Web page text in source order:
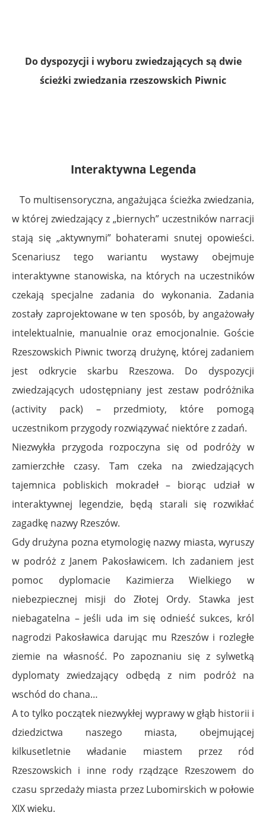
Do dyspozycji i wyboru zwiedzających są dwie
ścieżki zwiedzania rzeszowskich Piwnic
Interaktywna Legenda
To multisensoryczna, angażująca ścieżka zwiedzania,
w której zwiedzający z „biernych” uczestników narracji
stają się „aktywnymi” bohaterami snutej opowieści.
Scenariusz tego wariantu wystawy obejmuje
interaktywne stanowiska, na których na uczestników
czekają specjalne zadania do wykonania. Zadania
zostały zaprojektowane w ten sposób, by angażowały
intelektualnie, manualnie oraz emocjonalnie. Goście
Rzeszowskich Piwnic tworzą drużynę, której zadaniem
jest odkrycie skarbu Rzeszowa. Do dyspozycji
zwiedzających udostępniany jest zestaw podróżnika
(activity pack) – przedmioty, które pomogą
uczestnikom przygody rozwiązywać niektóre z zadań.
Niezwykła przygoda rozpoczyna się od podróży w
zamierzchłe czasy. Tam czeka na zwiedzających
tajemnica pobliskich mokradeł – biorąc udział w
interaktywnej legendzie, będą starali się rozwikłać
zagadkę nazwy Rzeszów.
Gdy drużyna pozna etymologię nazwy miasta, wyruszy
w podróż z Janem Pakosławicem. Ich zadaniem jest
pomoc dyplomacie Kazimierza Wielkiego w
niebezpiecznej misji do Złotej Ordy. Stawka jest
niebagatelna – jeśli uda im się odnieść sukces, król
nagrodzi Pakosławica darując mu Rzeszów i rozległe
ziemie na własność. Po zapoznaniu się z sylwetką
dyplomaty zwiedzający odbędą z nim podróż na
wschód do chana…
A to tylko początek niezwykłej wyprawy w głąb historii i
dziedzictwa naszego miasta, obejmującej
kilkusetletnie władanie miastem przez ród
Rzeszowskich i inne rody rządzące Rzeszowem do
czasu sprzedaży miasta przez Lubomirskich w połowie
XIX wieku.